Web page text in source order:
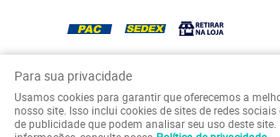
COPYRIGHT FUTURASEG - 2026 - TODOS OS
LOJA VIRTUAL CRIADA POR
Para sua privacidade
Usamos cookies para garantir que oferecemos a
nosso site. Isso inclui cookies de sites de redes sociais
de publicidade que podem analisar seu uso deste